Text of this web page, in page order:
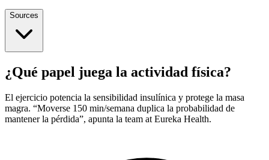
Sources
¿Qué papel juega la actividad física?
El ejercicio potencia la sensibilidad insulínica y protege la masa
magra. “Moverse 150 min/semana duplica la probabilidad de
mantener la pérdida”, apunta la team at Eureka Health.